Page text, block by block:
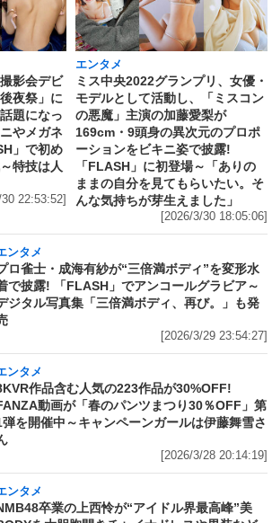
影会デビ
夜祭」に
題になっ
やメガネ
」で初め
特技は人
22:53:52]
エンタメ
ミス中央2022グランプリ、女優・
モデルとして活動し、「ミスコン
の悪魔」主演の加藤愛梨が
169cm・9頭身の異次元のプロポ
ーションをビキニ姿で披露!
「FLASH」に初登場～「ありの
ままの自分を見てもらいたい。そ
んな気持ちが芽生えました」
[2026/3/30 18:05:06]
ンタメ
ロ雀士・成海有紗が“三倍満ボディ”を変形水
で披露! 「FLASH」でアンコールグラビア～
ジタル写真集「三倍満ボディ、再び。」も発
[2026/3/29 23:54:27]
ンタメ
作品含む人気の223作品が30%OFF!
動画が「春のパンツまつり30％OFF」第
弾を開催中～キャンペーンガールは伊藤舞雪さ
[2026/3/28 20:14:19]
ンタメ
卒業の上西怜が“アイドル界最高峰”美